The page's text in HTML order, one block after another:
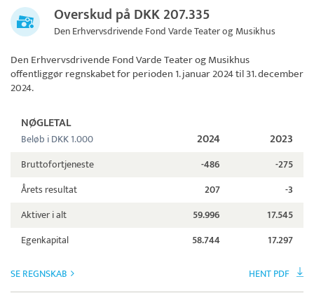
Overskud på DKK 207.335
Den Erhvervsdrivende Fond Varde Teater og Musikhus
Den Erhvervsdrivende Fond Varde Teater og Musikhus
offentliggør regnskabet for perioden 1. januar 2024 til 31. december
2024.
NØGLETAL
Beløb i DKK 1.000 2024 2023
Bruttofortjeneste -486
-275
Årets resultat
207
-3
Aktiver i alt
59.996
17.545
Egenkapital
58.744 17.297
SE REGNSKAB HENT PDF